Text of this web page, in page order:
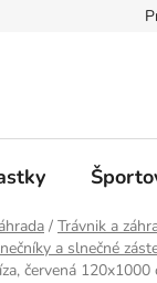
/ Trávnik a
a slnečné
červená 120x1000